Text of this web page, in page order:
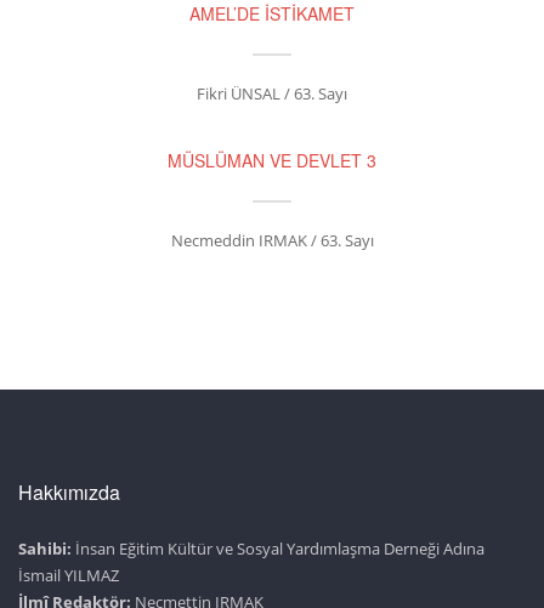
AMEL’DE İSTİKAMET
Fikri ÜNSAL / 63. Sayı
MÜSLÜMAN VE DEVLET 3
Necmeddin IRMAK / 63. Sayı
Hakkımızda
Sahibi: İnsan Eğitim Kültür ve Sosyal Yardımlaşma Derneği Adına
İsmail YILMAZ
İlmî Redaktör: Necmettin IRMAK